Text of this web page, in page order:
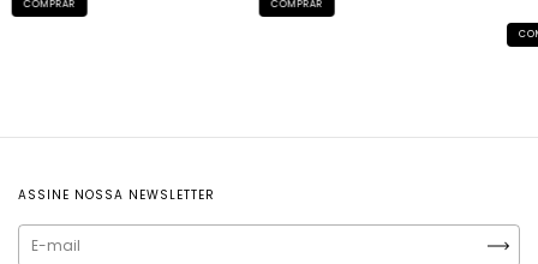
COMPRAR
ASSINE NOSSA NEWSLETTER